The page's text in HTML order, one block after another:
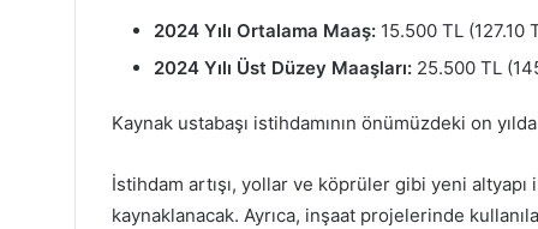
2024 Yılı Ortalama Maaş: 15.500 TL (127.10
2024 Yılı Üst Düzey Maaşları: 25.500 TL
Kaynak ustabaşı istihdamının önümüzdeki on
İstihdam artışı, yollar ve köprüler gibi yeni
kaynaklanacak. Ayrıca, inşaat projelerinde